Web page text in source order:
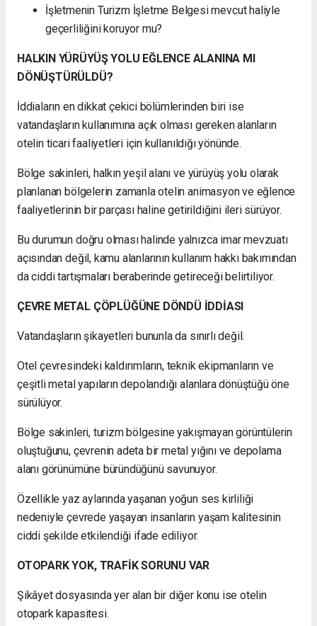
İşletmenin Turizm İşletme Belgesi mevcut haliyle
geçerliliğini koruyor mu?
HALKIN YÜRÜYÜŞ YOLU EĞLENCE ALANINA MI
DÖNÜŞTÜRÜLDÜ?
İddiaların en dikkat çekici bölümlerinden biri ise
vatandaşların kullanımına açık olması gereken alanların
otelin ticari faaliyetleri için kullanıldığı yönünde.
Bölge sakinleri, halkın yeşil alanı ve yürüyüş yolu olarak
planlanan bölgelerin zamanla otelin animasyon ve eğlence
faaliyetlerinin bir parçası haline getirildiğini ileri sürüyor.
Bu durumun doğru olması halinde yalnızca imar mevzuatı
açısından değil, kamu alanlarının kullanım hakkı bakımından
da ciddi tartışmaları beraberinde getireceği belirtiliyor.
ÇEVRE METAL ÇÖPLÜĞÜNE DÖNDÜ İDDİASI
Vatandaşların şikayetleri bununla da sınırlı değil.
Otel çevresindeki kaldırımların, teknik ekipmanların ve
çeşitli metal yapıların depolandığı alanlara dönüştüğü öne
sürülüyor.
Bölge sakinleri, turizm bölgesine yakışmayan görüntülerin
oluştuğunu, çevrenin adeta bir metal yığını ve depolama
alanı görünümüne büründüğünü savunuyor.
Özellikle yaz aylarında yaşanan yoğun ses kirliliği
nedeniyle çevrede yaşayan insanların yaşam kalitesinin
ciddi şekilde etkilendiği ifade ediliyor.
OTOPARK YOK, TRAFİK SORUNU VAR
Şikâyet dosyasında yer alan bir diğer konu ise otelin
otopark kapasitesi.